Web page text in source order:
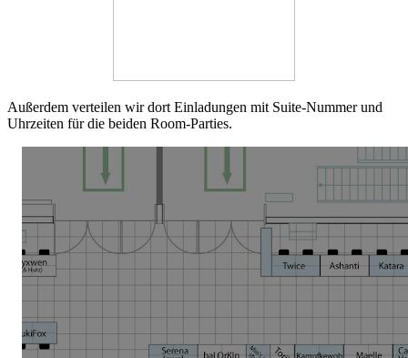
Außerdem verteilen wir dort Einladungen mit Suite-Nummer und
Uhrzeiten für die beiden Room-Parties.